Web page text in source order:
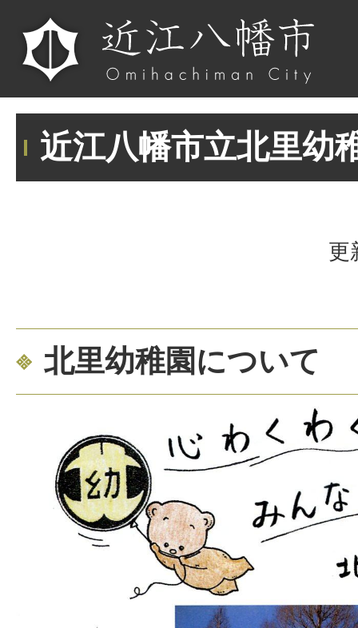
近江八幡市立北里幼
更
北里幼稚園について